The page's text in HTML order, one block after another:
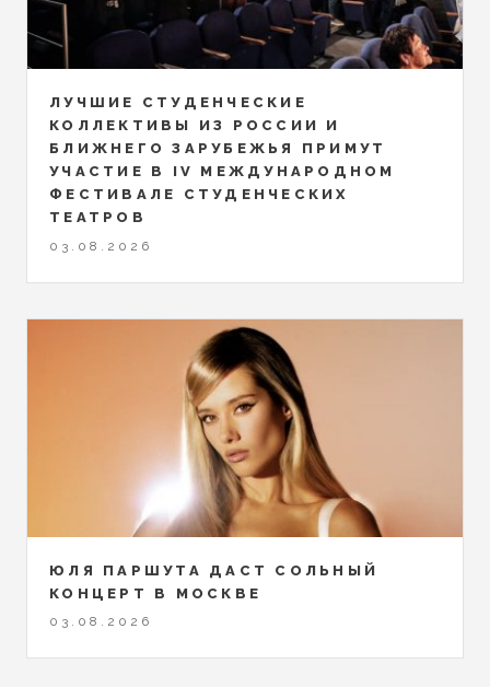
ЛУЧШИЕ СТУДЕНЧЕСКИЕ
КОЛЛЕКТИВЫ ИЗ РОССИИ И
БЛИЖНЕГО ЗАРУБЕЖЬЯ ПРИМУТ
УЧАСТИЕ В IV МЕЖДУНАРОДНОМ
ФЕСТИВАЛЕ СТУДЕНЧЕСКИХ
ТЕАТРОВ
03.08.2026
ЮЛЯ ПАРШУТА ДАСТ СОЛЬНЫЙ
КОНЦЕРТ В МОСКВЕ
03.08.2026